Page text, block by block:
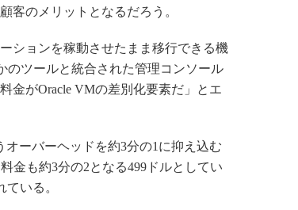
客のメリットとなるだろう。
ションを稼動させたまま移行できる機
のツールと統合された管理コンソール
金がOracle VMの差別化要素だ」とエ
オーバーヘッドを約3分の1に抑え込む
金も約3分の2となる499ドルとしてい
いる。